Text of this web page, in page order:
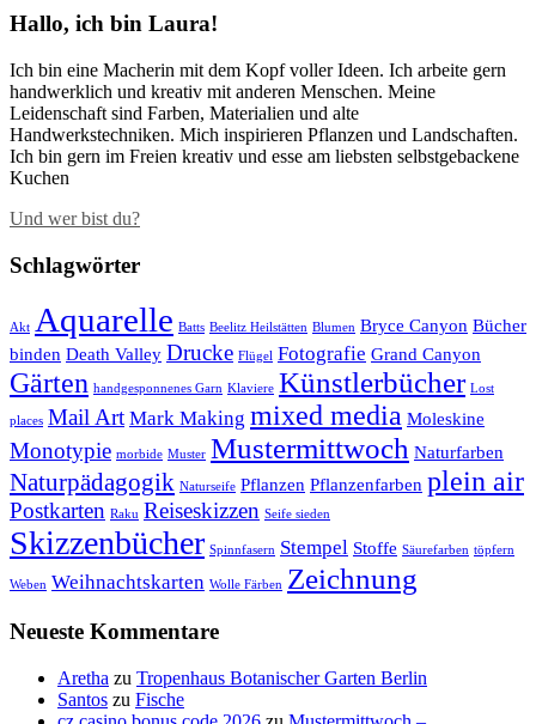
Hallo, ich bin Laura!
Ich bin eine Macherin mit dem Kopf voller Ideen. Ich arbeite gern
handwerklich und kreativ mit anderen Menschen. Meine
Leidenschaft sind Farben, Materialien und alte
Handwerkstechniken. Mich inspirieren Pflanzen und Landschaften.
Ich bin gern im Freien kreativ und esse am liebsten selbstgebackene
Kuchen
Und wer bist du?
Schlagwörter
Akt Aquarelle Batts Beelitz Heilstätten Blumen Bryce Canyon Bücher
binden Death Valley Drucke Flügel Fotografie Grand Canyon
Gärten handgesponnenes Garn Klaviere Künstlerbücher Lost
places Mail Art Mark Making mixed media Moleskine
Monotypie morbide Muster Mustermittwoch Naturfarben
Naturpädagogik Naturseife Pflanzen Pflanzenfarben plein air
Postkarten Raku Reiseskizzen Seife sieden
Skizzenbücher Spinnfasern Stempel Stoffe Säurefarben töpfern
Weben Weihnachtskarten Wolle Färben Zeichnung
Neueste Kommentare
Aretha zu Tropenhaus Botanischer Garten Berlin
Santos zu Fische